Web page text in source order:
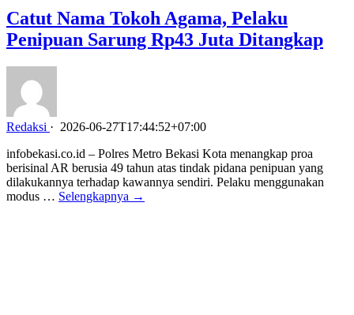
Catut Nama Tokoh Agama, Pelaku
Penipuan Sarung Rp43 Juta Ditangkap
Redaksi · 2026-06-27T17:44:52+07:00
infobekasi.co.id – Polres Metro Bekasi Kota menangkap proa
berisinal AR berusia 49 tahun atas tindak pidana penipuan yang
dilakukannya terhadap kawannya sendiri. Pelaku menggunakan
modus … Selengkapnya →